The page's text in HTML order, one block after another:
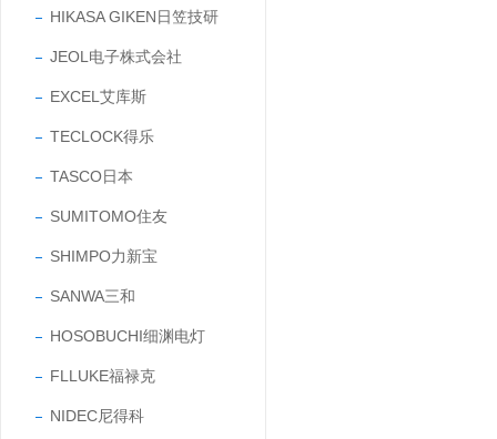
HIKASA GIKEN日笠技研
JEOL电子株式会社
EXCEL艾库斯
TECLOCK得乐
TASCO日本
SUMITOMO住友
SHIMPO力新宝
SANWA三和
HOSOBUCHI细渊电灯
FLLUKE福禄克
NIDEC尼得科